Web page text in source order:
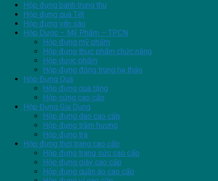
Hộp đựng bánh trung thu
Hộp đựng quà Tết
Hộp đựng yến sào
Hộp Dược – Mỹ Phẩm – TPCN
Hộp đựng mỹ phẩm
Hộp đựng thực phẩm chức năng
Hộp dược phẩm
Hộp đựng đông trùng hạ thảo
Hộp Đựng Quà
Hộp đựng quà tặng
Hộp cứng cao cấp
Hộp Đựng Gia Dụng
Hộp đựng dao cao cấp
Hộp đựng trầm hương
Hộp đựng trà
Hộp đựng thời trang cao cấp
Hộp đựng trang sức cao cấp
Hộp đựng giày cao cấp
Hộp đựng quần áo cao cấp